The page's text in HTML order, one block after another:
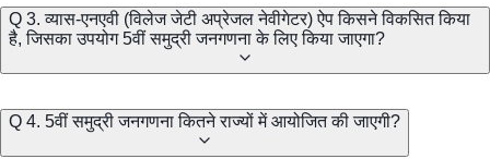
Q 3. व्यास-एनएवी (विलेज जेटी अप्रेजल नेवीगेटर) ऐप किसने विकसित किया
है, जिसका उपयोग 5वीं समुद्री जनगणना के लिए किया जाएगा?
Q 4. 5वीं समुद्री जनगणना कितने राज्यों में आयोजित की जाएगी?